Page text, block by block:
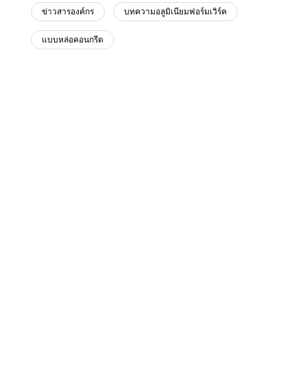
ข่าวสารองค์กร บทความอลูมิเนียมฟอร์มเวิร์ค
แบบหล่อคอนกรีต